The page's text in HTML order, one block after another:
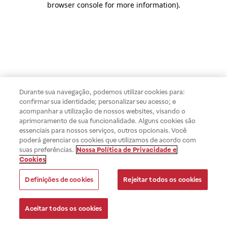
browser console for more information).
Durante sua navegação, podemos utilizar cookies para:
confirmar sua identidade; personalizar seu acesso; e
acompanhar a utilização de nossos websites, visando o
aprimoramento de sua funcionalidade. Alguns cookies são
essenciais para nossos serviços, outros opcionais. Você
poderá gerenciar os cookies que utilizamos de acordo com
suas preferências. Nossa Política de Privacidade e
Cookies
Definições de cookies Rejeitar todos os cookies
Aceitar todos os cookies